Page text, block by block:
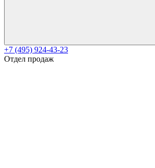
+7 (495) 924-43-23
Отдел продаж